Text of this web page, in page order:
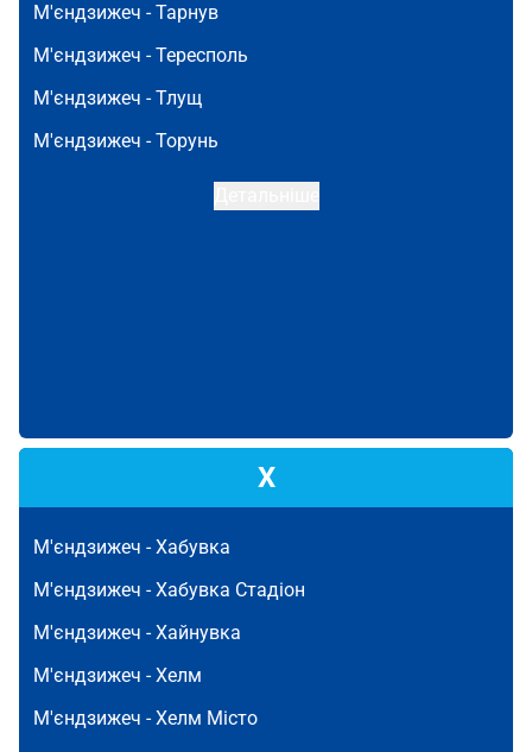
М'єндзижеч -Тарнув
М'єндзижеч -Тересполь
М'єндзижеч -Тлущ
М'єндзижеч -Торунь
Х
М'єндзижеч -Хабувка
М'єндзижеч -Хабувка Стадіон
М'єндзижеч -Хайнувка
М'єндзижеч -Хелм
М'єндзижеч -Хелм Місто